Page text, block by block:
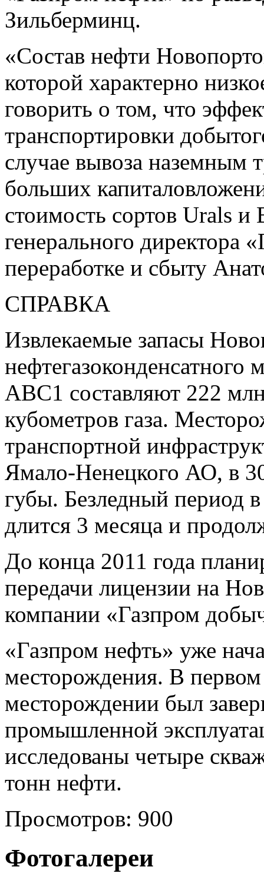
Зильберминц.
«Состав нефти
которой характерно
говорить о том, что
транспортировки
случае вывоза наземным
больших
стоимость сортов Urals и
генерального директора
переработке и сбыту
СПРАВКА
Извлекаемые запасы
нефтегазоконденсатного
ABC1 составляют 222
кубометров газа.
транспортной
Ямало-Ненецкого АО, в
губы. Безледный период
длится 3 месяца и
До конца 2011 года
передачи лицензии на
компании «Газпром
«Газпром нефть» уже
месторождения. В
месторождении был
промышленной
исследованы четыре
тонн нефти.
Просмотров: 900
Фотогалереи